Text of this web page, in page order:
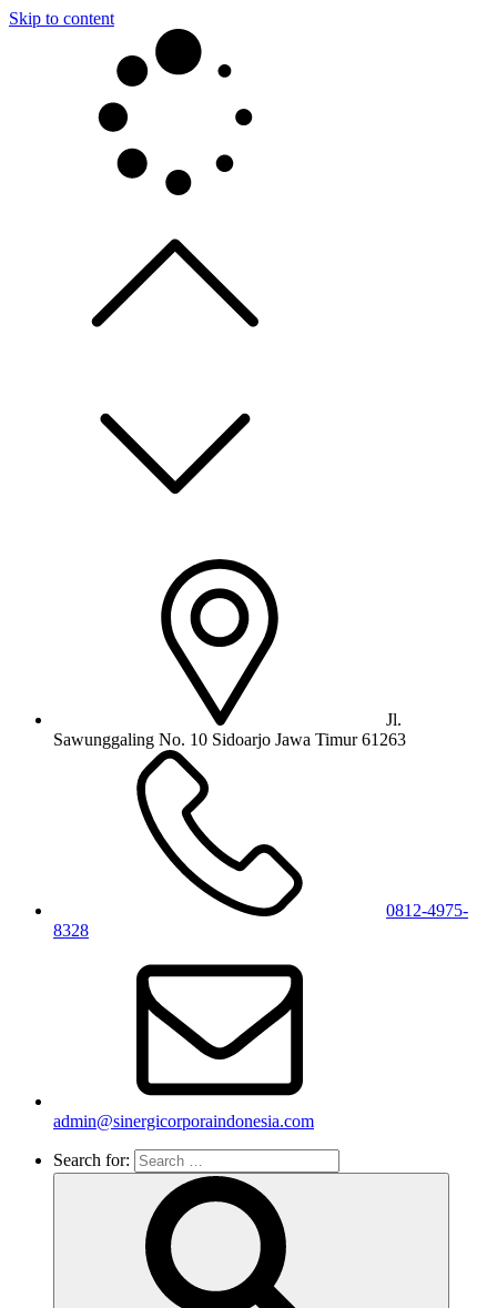
Skip to content
Jl.
Sawunggaling No. 10 Sidoarjo Jawa Timur 61263
0812-4975-
8328
admin@sinergicorporaindonesia.com
Search for: